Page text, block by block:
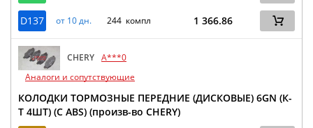
D137 от 10 дн. 244 компл 1 366.86
CHERY A***0
Аналоги и сопутствующие
КОЛОДКИ ТОРМОЗНЫЕ ПЕРЕДНИЕ (ДИСКОВЫЕ) 6GN (К-
Т 4ШТ) (С ABS) (произв-во CHERY)